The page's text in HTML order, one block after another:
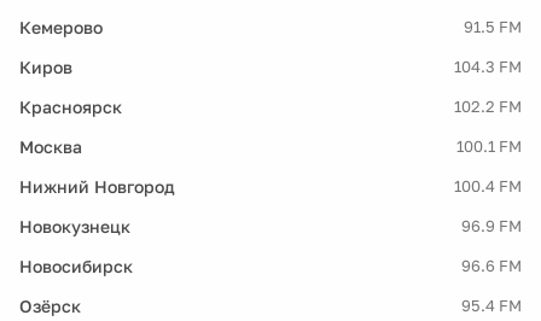
Кемерово 91.5 FM
Киров 104.3 FM
Красноярск 102.2 FM
Москва 100.1 FM
Нижний Новгород 100.4 FM
Новокузнецк 96.9 FM
Новосибирск 96.6 FM
Озёрск 95.4 FM